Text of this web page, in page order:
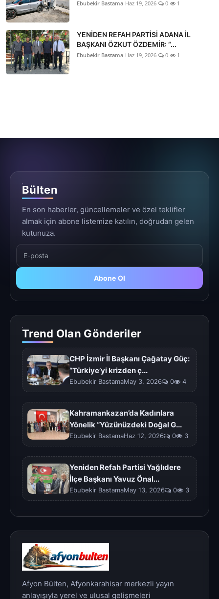
Ebubekir Bastama Haz 19, 2026 0 1
YENİDEN REFAH PARTİSİ ADANA İL
BAŞKANI ÖZKUT ÖZDEMİR: “...
Ebubekir Bastama Haz 19, 2026 0 1
Bülten
En son haberler, güncellemeler ve özel teklifler
almak için abone listemize katılın, doğrudan gelen
kutunuza.
Abone Ol
Trend Olan Gönderiler
CHP İzmir İl Başkanı Çağatay Güç:
“Türkiye’yi krizden ç...
Ebubekir BastamaMay 3, 2026 0 4
Kahramankazan’da Kadınlara
Yönelik “Yüzünüzdeki Doğal G...
Ebubekir BastamaHaz 12, 2026 0 3
Yeniden Refah Partisi Yağlıdere
İlçe Başkanı Yavuz Önal...
Ebubekir BastamaMay 13, 2026 0 3
Afyon Bülten, Afyonkarahisar merkezli yayın
anlayışıyla yerel ve ulusal gelişmeleri